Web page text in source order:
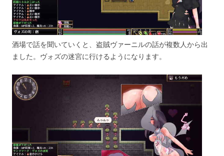
酒場で話を聞いていくと、盗賊ヴァーニルの話が複数人から出
ました。ヴォズの迷宮に行けるようになります。